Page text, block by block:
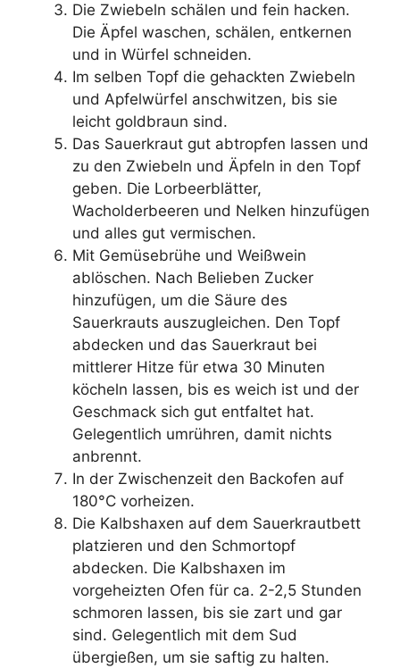
Die Zwiebeln schälen und fein hacken.
Die Äpfel waschen, schälen, entkernen
und in Würfel schneiden.
Im selben Topf die gehackten Zwiebeln
und Apfelwürfel anschwitzen, bis sie
leicht goldbraun sind.
Das Sauerkraut gut abtropfen lassen und
zu den Zwiebeln und Äpfeln in den Topf
geben. Die Lorbeerblätter,
Wacholderbeeren und Nelken hinzufügen
und alles gut vermischen.
Mit Gemüsebrühe und Weißwein
ablöschen. Nach Belieben Zucker
hinzufügen, um die Säure des
Sauerkrauts auszugleichen. Den Topf
abdecken und das Sauerkraut bei
mittlerer Hitze für etwa 30 Minuten
köcheln lassen, bis es weich ist und der
Geschmack sich gut entfaltet hat.
Gelegentlich umrühren, damit nichts
anbrennt.
In der Zwischenzeit den Backofen auf
180°C vorheizen.
Die Kalbshaxen auf dem Sauerkrautbett
platzieren und den Schmortopf
abdecken. Die Kalbshaxen im
vorgeheizten Ofen für ca. 2-2,5 Stunden
schmoren lassen, bis sie zart und gar
sind. Gelegentlich mit dem Sud
übergießen, um sie saftig zu halten.